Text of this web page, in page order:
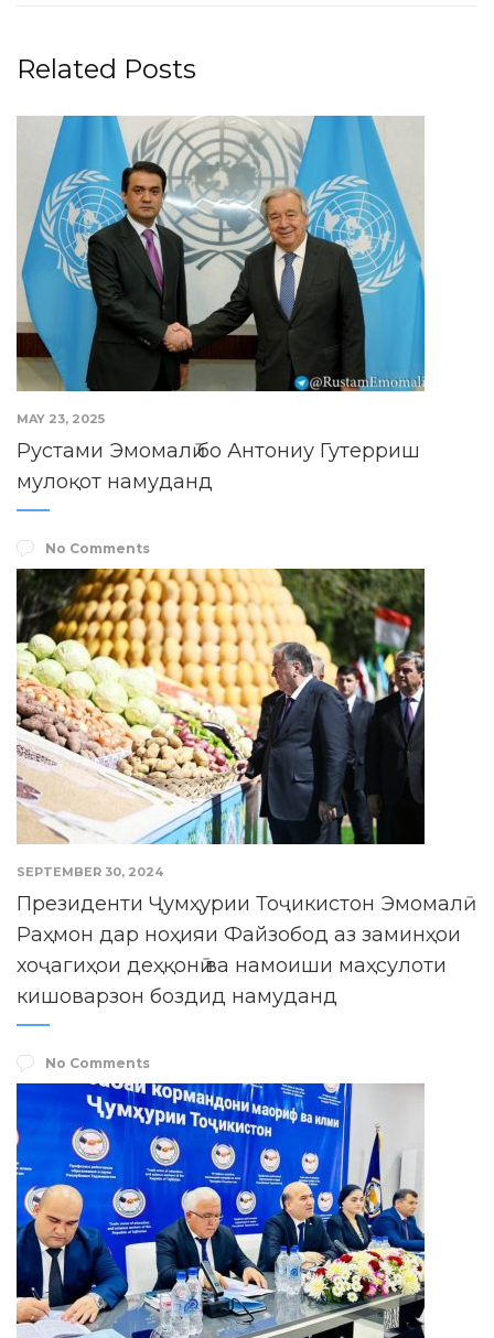
Related Posts
MAY 23, 2025
Рустами Эмомалӣ бо Антониу Гутерриш
мулоқот намуданд
No Comments
SEPTEMBER 30, 2024
Президенти Ҷумҳурии Тоҷикистон Эмомалӣ
Раҳмон дар ноҳияи Файзобод аз заминҳои
хоҷагиҳои деҳқонӣ ва намоиши маҳсулоти
кишоварзон боздид намуданд
No Comments